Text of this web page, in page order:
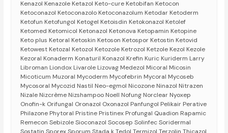
Kenazol Kenazole Ketazol Keto-cure Ketobifan Ketocon
Ketoconazol Ketoconazolo Ketoconazolum Ketodar Ketoderm
Ketofun Ketofungol Ketogel Ketoisdin Ketokonazol Ketolef
Ketomed Ketomicol Ketonazol Ketonova Ketopamin Ketopine
Keto plus Ketoral Ketoskin Ketoson Ketospor Ketostin Ketovid
Ketowest Ketozal Ketozol Ketozole Ketrozol Ketzole Kezol Kezole
Kezoral Konaderm Konaturil Konazol Krefin Kuric Kuriderm Larry
Libroman Liondox Livarole Lizovag Medezol Micoral Micosin
Micoticum Muzoral Mycoderm Mycofebrin Mycoral Mycoseb
Mycosoral Mycozid Nastil Neo-egmol Nicozone Ninazol Nitrazen
Nizale Nizcrème Nizshampoo Noell Nofung Norclear Nyoxep
Onofin-k Orifungal Oronazol Oxonazol Panfungol Pelikair Perative
Philazone Phytoral Pristine Pristinex Profungal Quadion Rapamic
Remecon Sebizole Sioconazol Socosep Solinfec Soridermal